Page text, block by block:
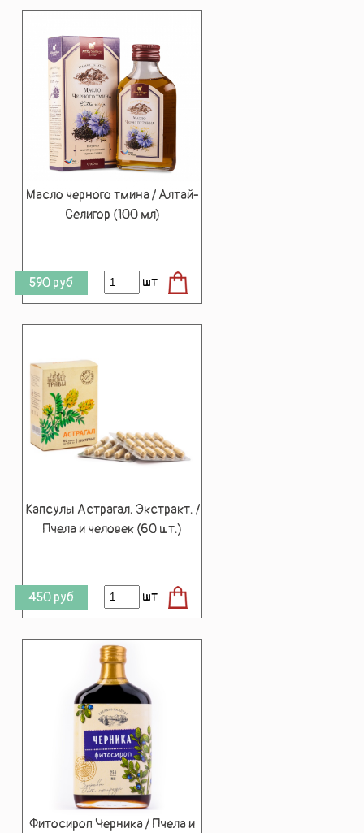
Масло черного тмина / Алтай-
Селигор (100 мл)
590 руб шт
Капсулы Астрагал. Экстракт. /
Пчела и человек (60 шт.)
450 руб шт
Фитосироп Черника / Пчела и